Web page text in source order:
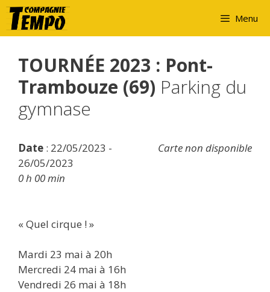
Aller
au
contenu
Menu
TOURNÉE 2023 : Pont-
Trambouze (69) Parking du
gymnase
Carte non disponible
Date : 22/05/2023 -
26/05/2023
0 h 00 min
« Quel cirque ! »
Mardi 23 mai à 20h
Mercredi 24 mai à 16h
Vendredi 26 mai à 18h